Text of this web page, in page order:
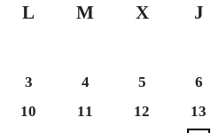
L M X J
Lunes 3
3 Martes 4
4 5 6
10
Martes 11
11 Miércoles 12
12 13